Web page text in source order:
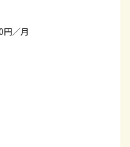
／月